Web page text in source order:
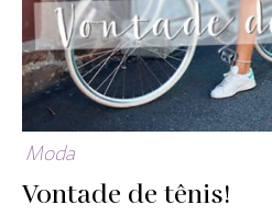
Moda
Vontade de tênis!